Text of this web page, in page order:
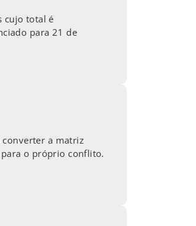
cujo total é
para 21 de
a matriz
o próprio conflito.